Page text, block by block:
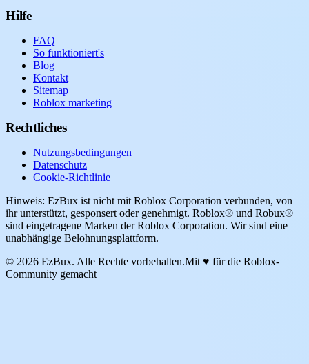
Hilfe
FAQ
So funktioniert's
Blog
Kontakt
Sitemap
Roblox marketing
Rechtliches
Nutzungsbedingungen
Datenschutz
Cookie-Richtlinie
Hinweis: EzBux ist nicht mit Roblox Corporation verbunden, von
ihr unterstützt, gesponsert oder genehmigt. Roblox® und Robux®
sind eingetragene Marken der Roblox Corporation. Wir sind eine
unabhängige Belohnungsplattform.
© 2026 EzBux. Alle Rechte vorbehalten.Mit ♥ für die Roblox-
Community gemacht